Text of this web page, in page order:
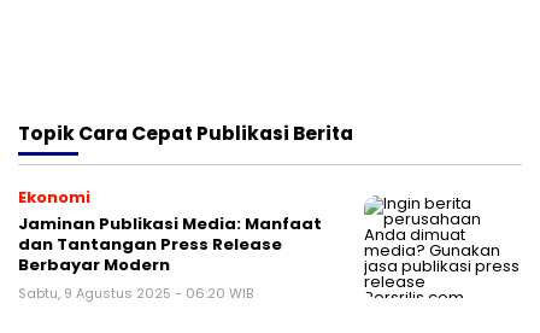
TopikCara Cepat Publikasi Berita
Ekonomi
Jaminan Publikasi Media: Manfaat
dan Tantangan Press Release
Berbayar Modern
Sabtu, 9 Agustus 2025 - 06:20 WIB